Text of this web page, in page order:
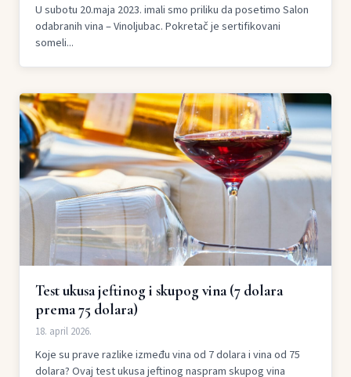
U subotu 20.maja 2023. imali smo priliku da posetimo Salon
odabranih vina – Vinoljubac. Pokretač je sertifikovani
someli...
Test ukusa jeftinog i skupog vina (7 dolara
prema 75 dolara)
18. april 2026.
Koje su prave razlike između vina od 7 dolara i vina od 75
dolara? Ovaj test ukusa jeftinog naspram skupog vina